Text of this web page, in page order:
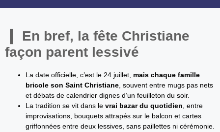
En bref, la fête Christiane
façon parent lessivé
La date officielle, c’est le 24 juillet, mais chaque famille
bricole son Saint Christiane , souvent entre mugs pas nets
et débats de calendrier dignes d’un feuilleton du soir.
La tradition se vit dans le vrai bazar du quotidien , entre
improvisations, bouquets attrapés sur le balcon et cartes
griffonnées entre deux lessives, sans paillettes ni cérémonie.